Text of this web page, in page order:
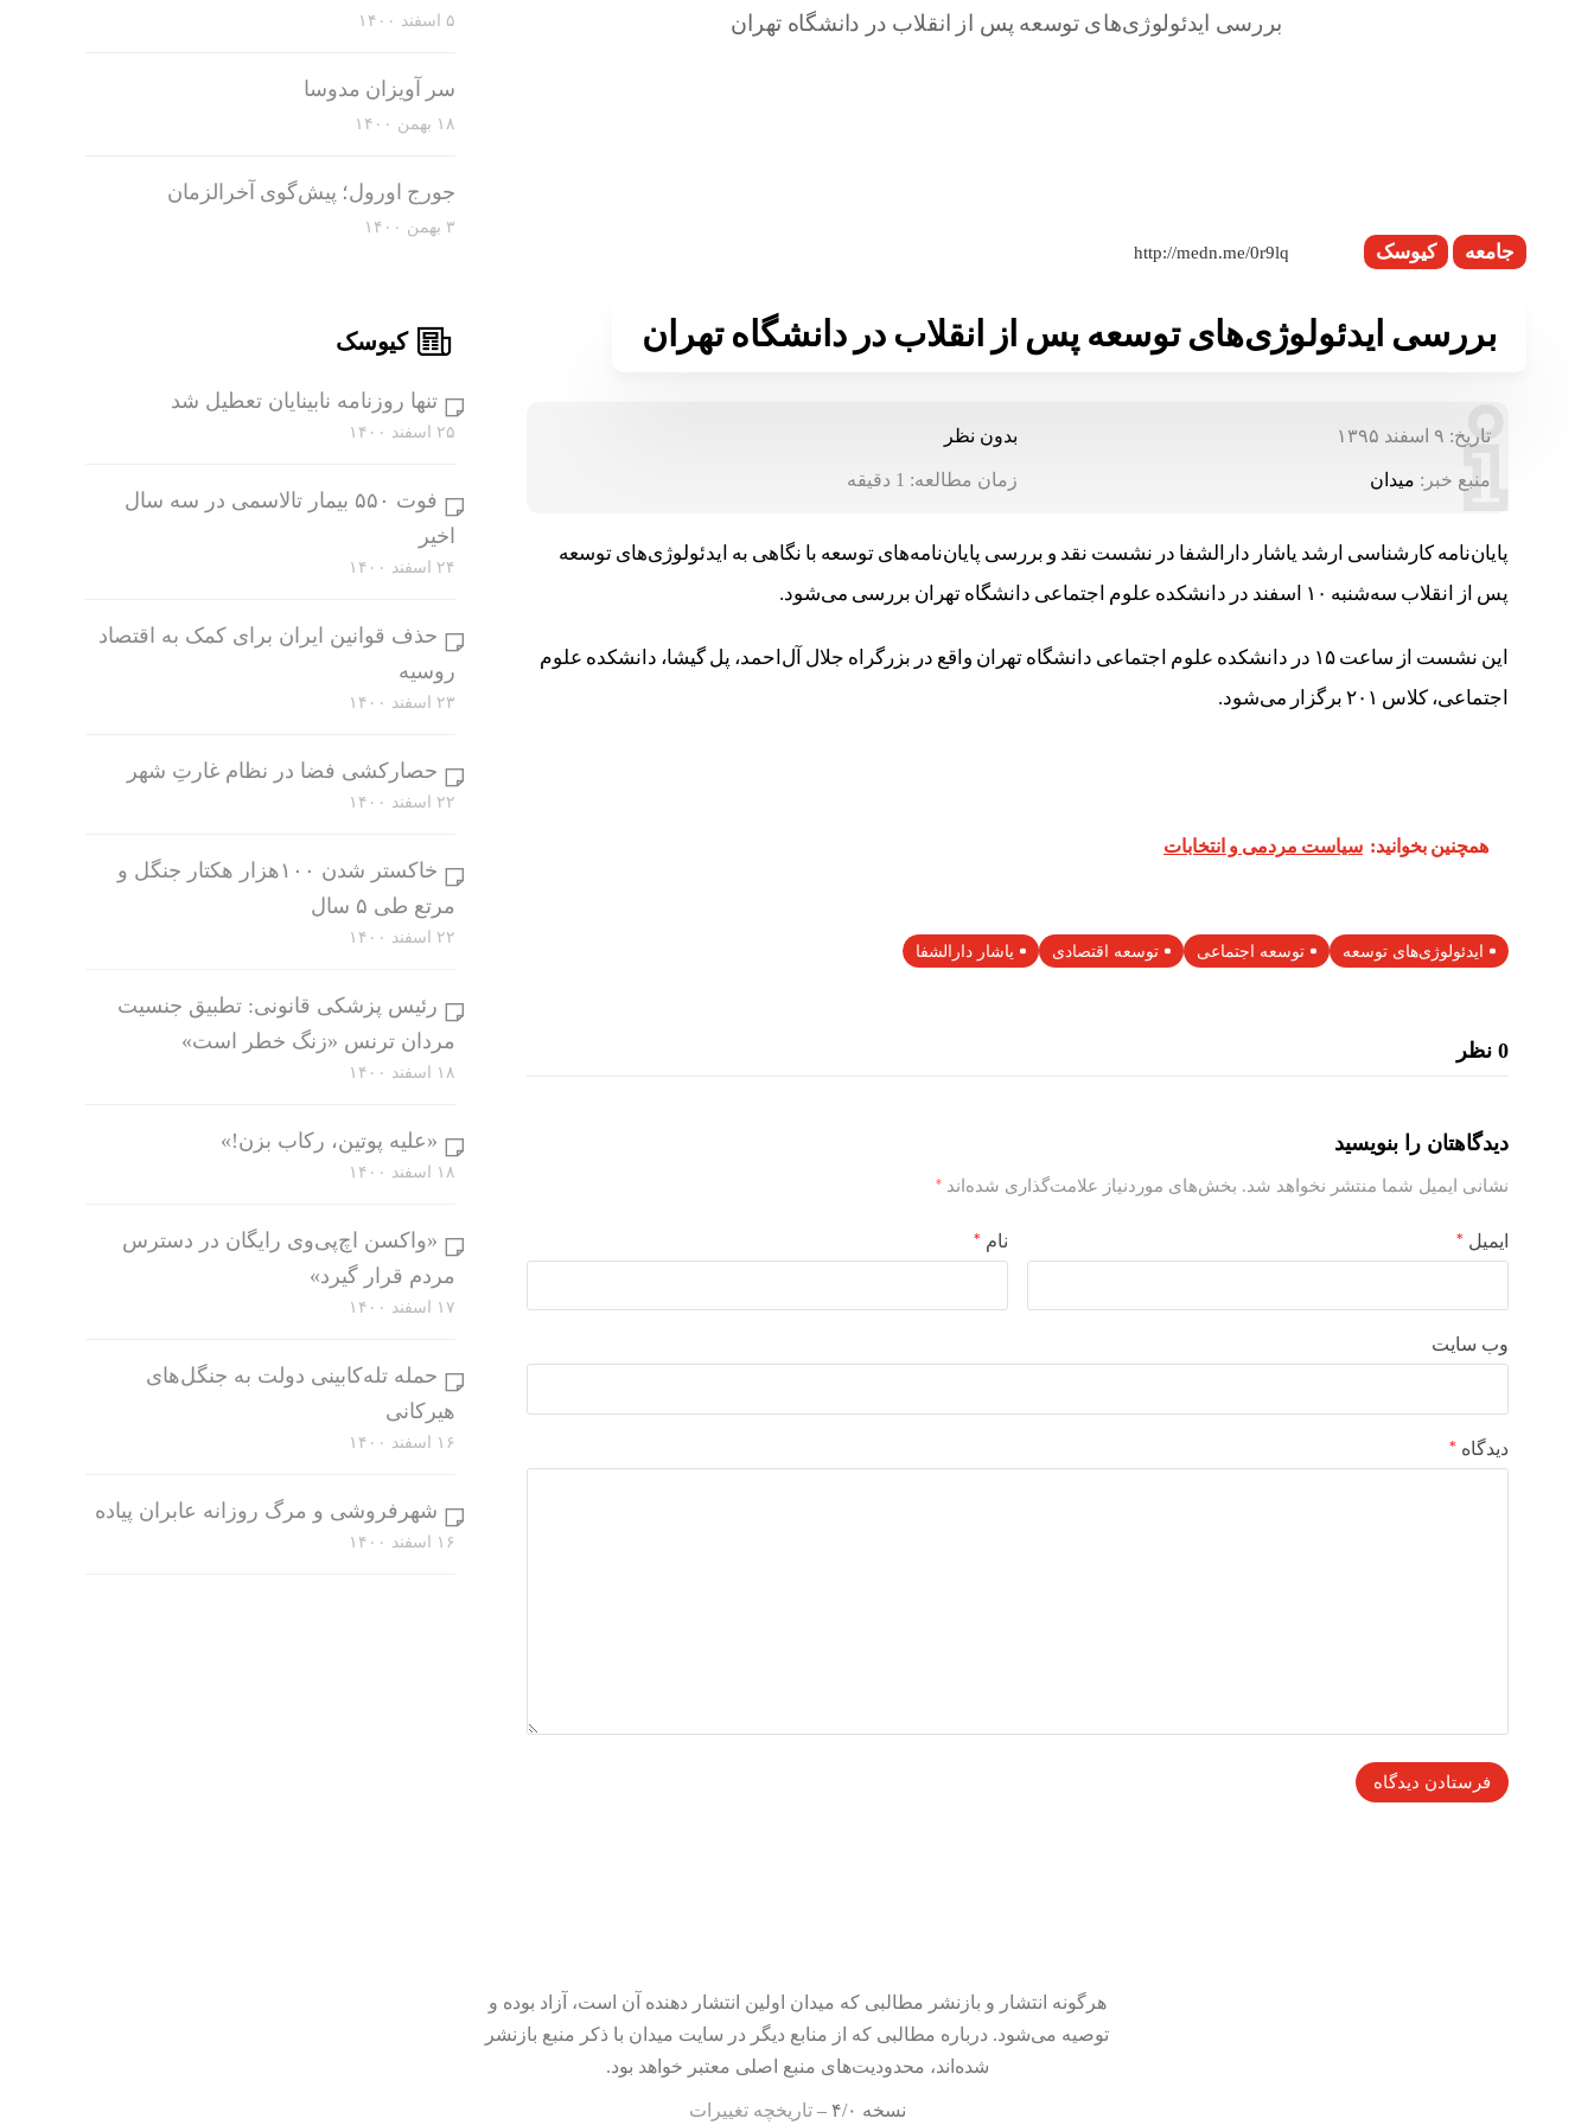
جامعه کیوسک
بررسی ایدئولوژی‌های توسعه پس از انقلاب در دانشگاه تهران
تاریخ: ۹ اسفند ۱۳۹۵ بدون نظر
منبع خبر: میدان زمان مطالعه: 1 دقیقه
پایان‌نامه کارشناسی ارشد یاشار دارالشفا در نشست نقد و بررسی پایان‌نامه‌های توسعه با نگاهی به ایدئولوژی‌های توسعه
پس از انقلاب سه‌شنبه ۱۰ اسفند در دانشکده علوم اجتماعی دانشگاه تهران بررسی می‌شود.
این نشست از ساعت ۱۵ در دانشکده علوم اجتماعی دانشگاه تهران واقع در بزرگراه جلال آل‌احمد، پل گیشا، دانشکده علوم
اجتماعی، کلاس ۲۰۱ برگزار می‌شود.
همچنین بخوانید: سیاست مردمی و انتخابات
ایدئولوژی‌های توسعه توسعه اجتماعی توسعه اقتصادی یاشار دارالشفا
0 نظر
دیدگاهتان را بنویسید
نشانی ایمیل شما منتشر نخواهد شد. بخش‌های موردنیاز علامت‌گذاری شده‌اند *
نام * ایمیل *
وب‌ سایت
دیدگاه *
۵ اسفند ۱۴۰۰
سر آویزان مدوسا
۱۸ بهمن ۱۴۰۰
جورج اورول؛ پیش‌گوی آخرالزمان
۳ بهمن ۱۴۰۰
کیوسک
تنها روزنامه نابینایان تعطیل شد
۲۵ اسفند ۱۴۰۰
فوت ۵۵۰ بیمار تالاسمی در سه سال
اخیر
۲۴ اسفند ۱۴۰۰
حذف قوانین ایران برای کمک به اقتصاد
روسیه
۲۳ اسفند ۱۴۰۰
حصارکشی فضا در نظام غارتِ شهر
۲۲ اسفند ۱۴۰۰
خاکستر شدن ۱۰۰هزار هکتار جنگل و
مرتع طی ۵ سال
۲۲ اسفند ۱۴۰۰
رئیس پزشکی قانونی: تطبیق جنسیت
مردان ترنس «زنگ خطر است»
۱۸ اسفند ۱۴۰۰
«علیه پوتین، رکاب بزن!»
۱۸ اسفند ۱۴۰۰
«واکسن اچ‌پی‌وی رایگان در دسترس
مردم قرار گیرد»
۱۷ اسفند ۱۴۰۰
حمله تله‌کابینی دولت به جنگل‌های
هیرکانی
۱۶ اسفند ۱۴۰۰
شهرفروشی و مرگ روزانه عابران پیاده
۱۶ اسفند ۱۴۰۰
هرگونه انتشار و بازنشر مطالبی که میدان اولین انتشار دهنده آن است، آزاد بوده و
توصیه می‌شود. درباره مطالبی که از منابع دیگر در سایت میدان با ذکر منبع بازنشر
شده‌اند، محدودیت‌های منبع اصلی معتبر خواهد بود.
نسخه ۴/۰ – تاریخچه تغییرات